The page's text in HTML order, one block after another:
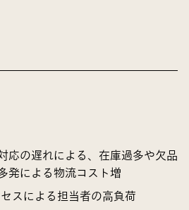
応の遅れによる、在庫過多や欠品
発による物流コスト増
スによる担当者の高負荷